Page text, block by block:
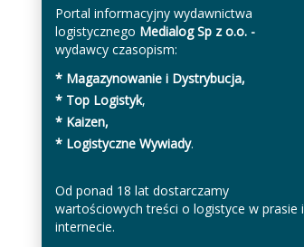
Portal informacyjny wydawnictwa
logistycznego Medialog Sp z o.o. -
wydawcy czasopism:
* Magazynowanie i Dystrybucja,
* Top Logistyk,
* Kaizen,
* Logistyczne Wywiady.
Od ponad 18 lat dostarczamy
wartościowych treści o logistyce w prasie i
internecie.